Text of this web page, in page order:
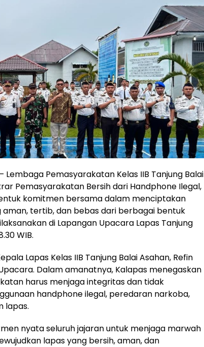
Lembaga Pemasyarakatan Kelas IIB Tanjung Balai
Pemasyarakatan Bersih dari Handphone Ilegal,
komitmen bersama dalam menciptakan
tertib, dan bebas dari berbagai bentuk
di Lapangan Upacara Lapas Tanjung
WIB.
Lapas Kelas IIB Tanjung Balai Asahan, Refin
Dalam amanatnya, Kalapas menegaskan
harus menjaga integritas dan tidak
handphone ilegal, peredaran narkoba,
lapas.
nyata seluruh jajaran untuk menjaga marwah
lapas yang bersih, aman, dan